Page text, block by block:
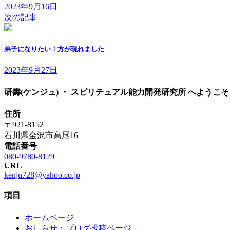
2023年9月16日
次の記事
弟子になりたい！方が現れました
2023年9月27日
研壽(ケンジュ) ・ スピリチュアル能力開発研究所 へようこ
住所
〒921-8152
石川県金沢市高尾16
電話番号
080-9780-8129
URL
kenju728@yahoo.co.jp
項目
ホームページ
おしらせ・ブログ投稿ページ